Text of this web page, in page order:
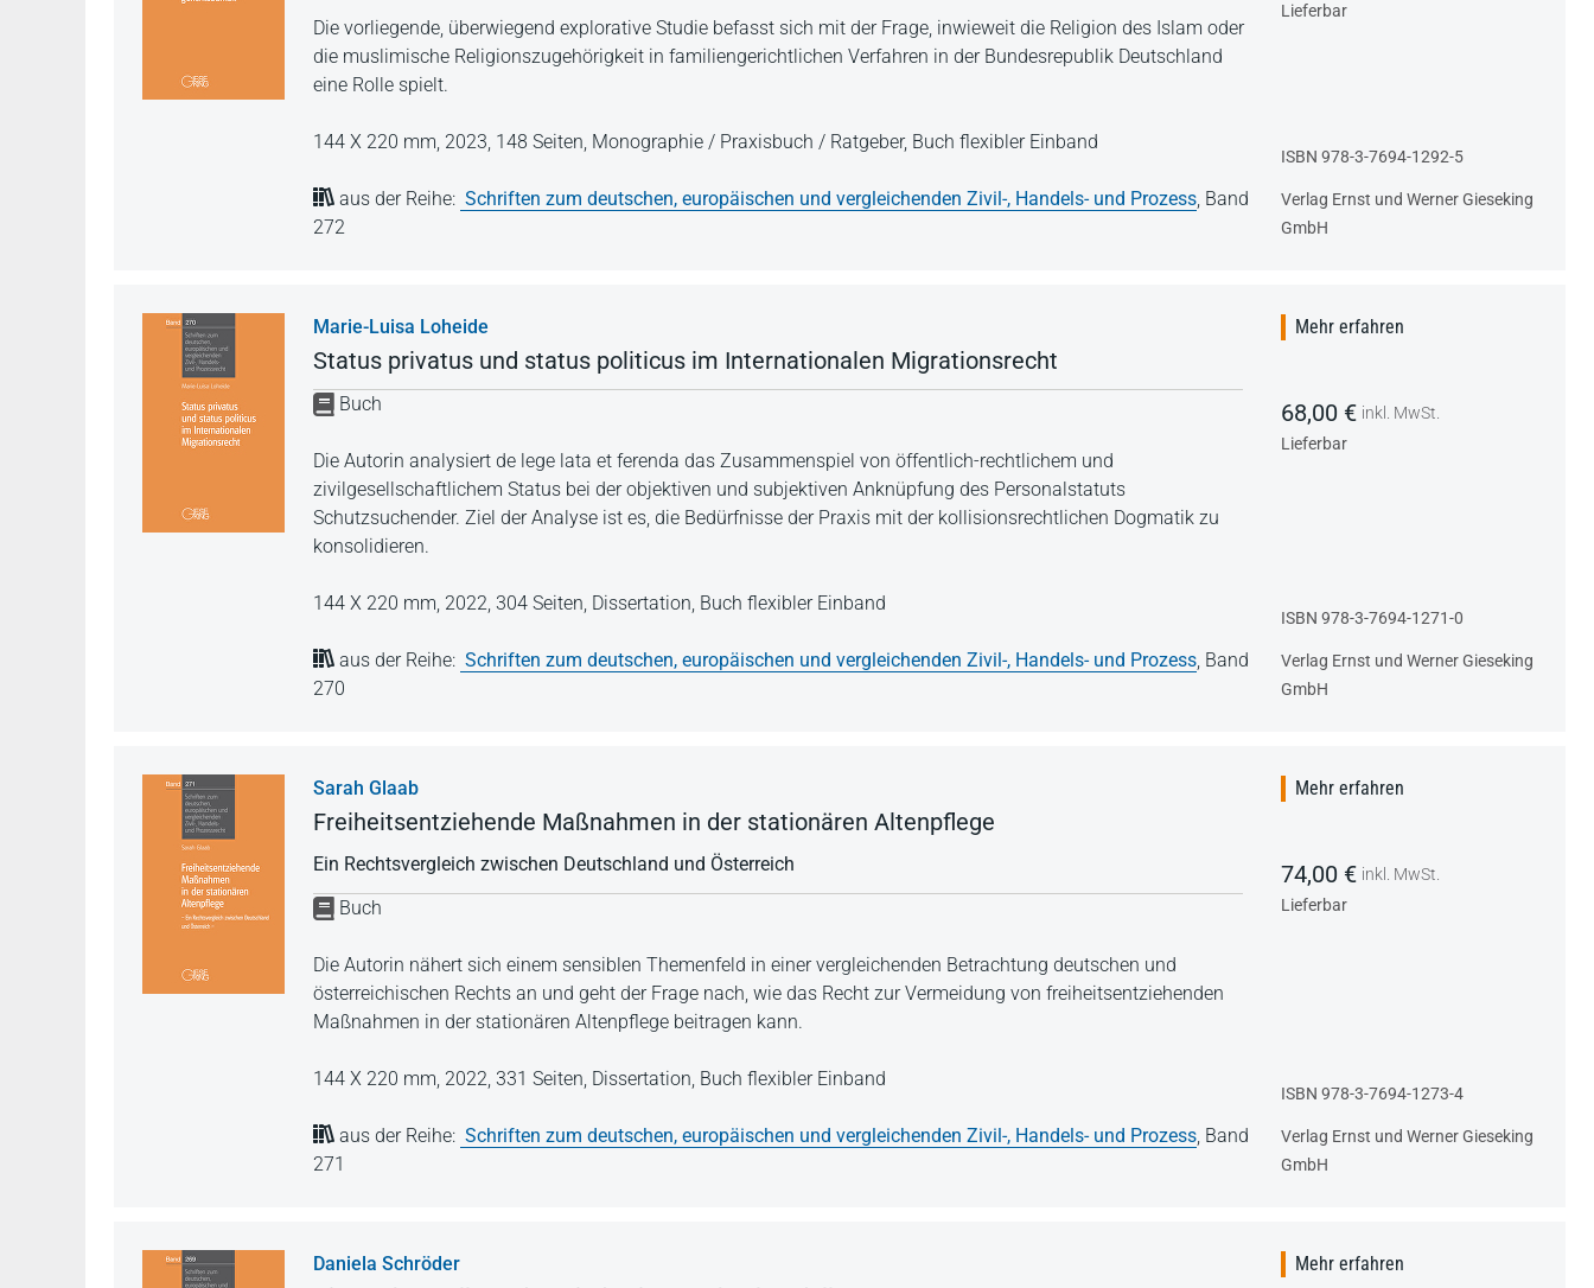
Die vorliegende, überwiegend explorative Studie befasst sich mit der Frage, inwieweit die Religion des Islam oder
die muslimische Religionszugehörigkeit in familiengerichtlichen Verfahren in der Bundesrepublik Deutschland
eine Rolle spielt.
144 X 220 mm, 2023, 148 Seiten, Monographie / Praxisbuch / Ratgeber, Buch flexibler Einband
aus der Reihe: Schriften zum deutschen, europäischen und vergleichenden Zivil-, Handels- und Prozess, Band
272
Lieferbar
ISBN 978-3-7694-1292-5
Verlag Ernst und Werner Gieseking
GmbH
Marie-Luisa Loheide
Status privatus und status politicus im Internationalen Migrationsrecht
Buch
Die Autorin analysiert de lege lata et ferenda das Zusammenspiel von öffentlich-rechtlichem und
zivilgesellschaftlichem Status bei der objektiven und subjektiven Anknüpfung des Personalstatuts
Schutzsuchender. Ziel der Analyse ist es, die Bedürfnisse der Praxis mit der kollisionsrechtlichen Dogmatik zu
konsolidieren.
144 X 220 mm, 2022, 304 Seiten, Dissertation, Buch flexibler Einband
aus der Reihe: Schriften zum deutschen, europäischen und vergleichenden Zivil-, Handels- und Prozess, Band
270
Mehr erfahren
68,00 € inkl. MwSt.
Lieferbar
ISBN 978-3-7694-1271-0
Verlag Ernst und Werner Gieseking
GmbH
Sarah Glaab
Freiheitsentziehende Maßnahmen in der stationären Altenpflege
Ein Rechtsvergleich zwischen Deutschland und Österreich
Buch
Die Autorin nähert sich einem sensiblen Themenfeld in einer vergleichenden Betrachtung deutschen und
österreichischen Rechts an und geht der Frage nach, wie das Recht zur Vermeidung von freiheitsentziehenden
Maßnahmen in der stationären Altenpflege beitragen kann.
144 X 220 mm, 2022, 331 Seiten, Dissertation, Buch flexibler Einband
aus der Reihe: Schriften zum deutschen, europäischen und vergleichenden Zivil-, Handels- und Prozess, Band
271
Mehr erfahren
74,00 € inkl. MwSt.
Lieferbar
ISBN 978-3-7694-1273-4
Verlag Ernst und Werner Gieseking
GmbH
Daniela Schröder Mehr erfahren